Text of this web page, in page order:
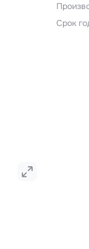
Срок